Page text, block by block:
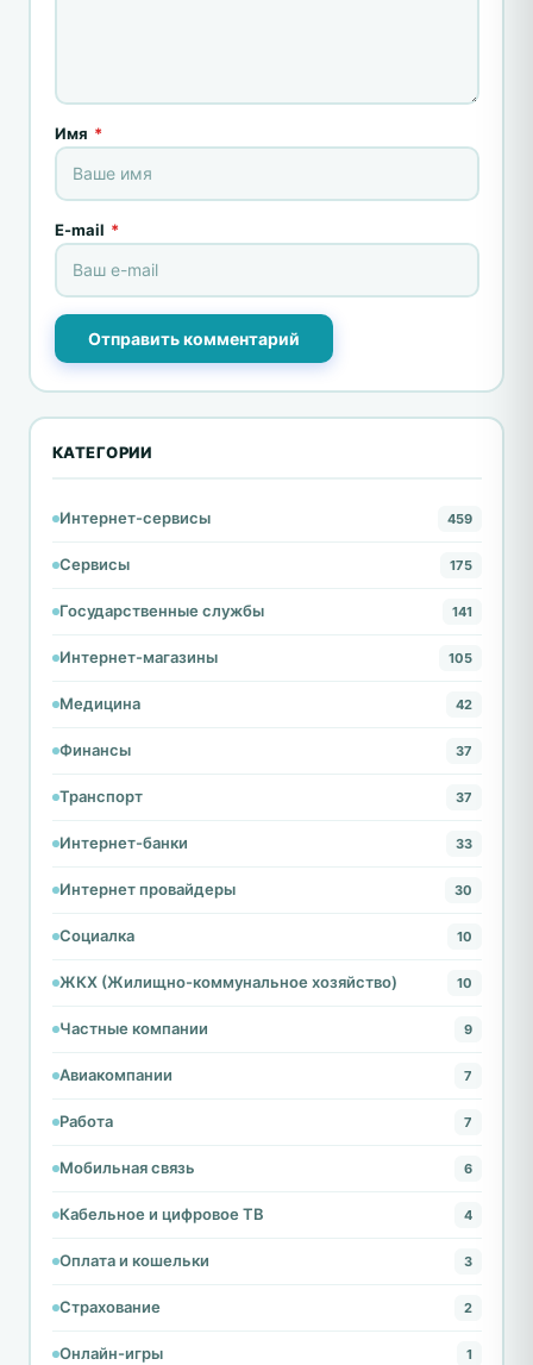
Имя *
E-mail *
Отправить комментарий
КАТЕГОРИИ
Интернет-сервисы 459
Сервисы 175
Государственные службы 141
Интернет-магазины 105
Медицина 42
Финансы 37
Транспорт 37
Интернет-банки 33
Интернет провайдеры 30
Социалка 10
ЖКХ (Жилищно-коммунальное хозяйство) 10
Частные компании 9
Авиакомпании 7
Работа 7
Мобильная связь 6
Кабельное и цифровое ТВ 4
Оплата и кошельки 3
Страхование 2
Онлайн-игры 1